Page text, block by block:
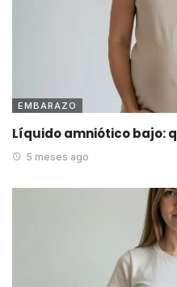
EMBARAZO
Líquido amniótico bajo:
5 meses ago